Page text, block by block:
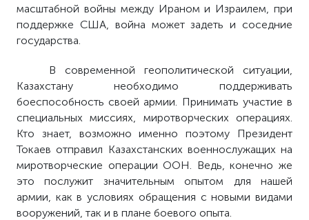
масштабной войны между Ираном и Израилем, при
поддержке США, война может задеть и соседние
государства.
В современной геополитической ситуации,
Казахстану необходимо поддерживать
боеспособность своей армии. Принимать участие в
специальных миссиях, миротворческих операциях.
Кто знает, возможно именно поэтому Президент
Токаев отправил Казахстанских военнослужащих на
миротворческие операции ООН. Ведь, конечно же
это послужит значительным опытом для нашей
армии, как в условиях обращения с новыми видами
вооружений, так и в плане боевого опыта.